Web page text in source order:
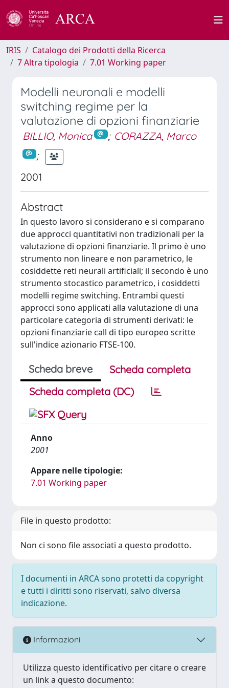
IRIS
Catalogo dei Prodotti della Ricerca
7 Altra tipologia
7.01 Working paper
Modelli neuronali e modelli
switching regime per la
valutazione di opzioni finanziarie
BILLIO, Monica ; CORAZZA, Marco
;
2001
Abstract
In questo lavoro si considerano e si comparano
due approcci quantitativi non tradizionali per la
valutazione di opzioni finanziarie. Il primo è uno
strumento non lineare e non parametrico, le
cosiddette reti neurali artificiali; il secondo è uno
strumento stocastico parametrico, i cosiddetti
modelli regime switching. Entrambi questi
approcci sono applicati alla valutazione di una
particolare categoria di strumenti derivati: le
opzioni finanziarie call di tipo europeo scritte
sull'indice azionario FTSE-100.
Scheda breve
Scheda completa
Scheda completa (DC)
Anno
2001
Appare nelle tipologie:
7.01 Working paper
File in questo prodotto:
Non ci sono file associati a questo prodotto.
I documenti in ARCA sono protetti da copyright
e tutti i diritti sono riservati, salvo diversa
indicazione.
Informazioni
Utilizza questo identificativo per citare o creare
un link a questo documento: